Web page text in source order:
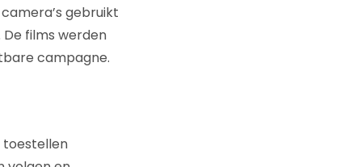
gebruikt
films werden
campagne.
toestellen